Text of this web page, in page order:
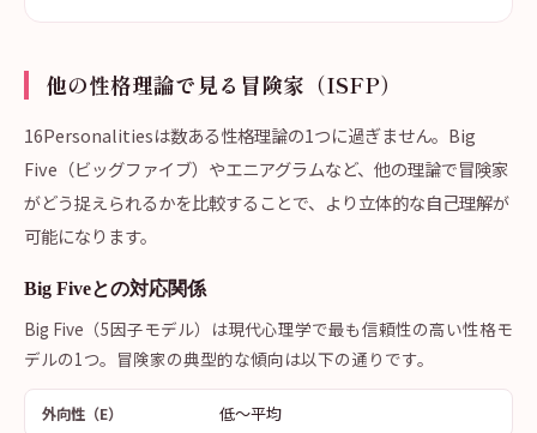
他の性格理論で見る冒険家（ISFP）
16Personalitiesは数ある性格理論の1つに過ぎません。Big
Five（ビッグファイブ）やエニアグラムなど、他の理論で冒険家
がどう捉えられるかを比較することで、より立体的な自己理解が
可能になります。
Big Fiveとの対応関係
Big Five（5因子モデル）は現代心理学で最も信頼性の高い性格モ
デルの1つ。冒険家の典型的な傾向は以下の通りです。
外向性（E） 低〜平均